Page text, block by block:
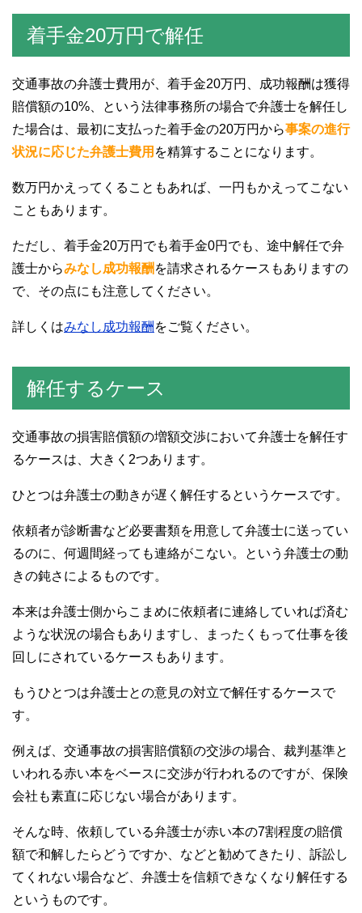
着手金20万円で解任
交通事故の弁護士費用が、着手金20万円、成功報酬は獲得
賠償額の10%、という法律事務所の場合で弁護士を解任し
た場合は、最初に支払った着手金の20万円から事案の進行
状況に応じた弁護士費用 を精算することになります。
数万円かえってくることもあれば、一円もかえってこない
こともあります。
ただし、着手金20万円でも着手金0円でも、途中解任で弁
護士からみなし成功報酬 を請求されるケースもありますの
で、その点にも注意してください。
詳しくはみなし成功報酬 をご覧ください。
解任するケース
交通事故の損害賠償額の増額交渉において弁護士を解任す
るケースは、大きく2つあります。
ひとつは弁護士の動きが遅く解任するというケースです。
依頼者が診断書など必要書類を用意して弁護士に送ってい
るのに、何週間経っても連絡がこない。という弁護士の動
きの鈍さによるものです。
本来は弁護士側からこまめに依頼者に連絡していれば済む
ような状況の場合もありますし、まったくもって仕事を後
回しにされているケースもあります。
もうひとつは弁護士との意見の対立で解任するケースで
す。
例えば、交通事故の損害賠償額の交渉の場合、裁判基準と
いわれる赤い本をベースに交渉が行われるのですが、保険
会社も素直に応じない場合があります。
そんな時、依頼している弁護士が赤い本の7割程度の賠償
額で和解したらどうですか、などと勧めてきたり、訴訟し
てくれない場合など、弁護士を信頼できなくなり解任する
というものです。